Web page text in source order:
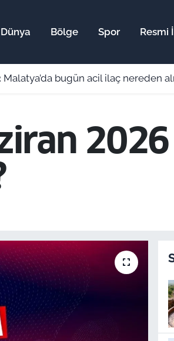
Dünya Bölge Spor Resmi
Malatya’da bugün acil ilaç nereden